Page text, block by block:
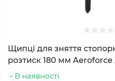
Щипці для зняття
розтиск 180 мм Aeroforce
В наявності